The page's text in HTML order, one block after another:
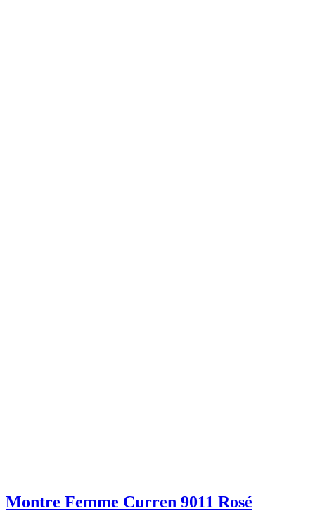
Montre Femme Curren 9011 Rosé